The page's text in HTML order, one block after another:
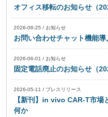
オフィス移転のお知らせ（
2026-06-25 / お知らせ
お問い合わせチャット機能
2026-06-01 / お知らせ
固定電話廃止のお知らせ（
2026-05-11 / プレスリリース
【新刊】in vivo CAR-T市
何か